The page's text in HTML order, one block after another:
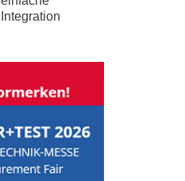
Integration